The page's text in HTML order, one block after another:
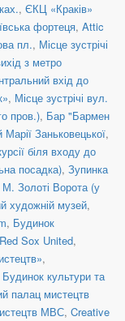
, ЄКЦ «Краків»
фортеця, Attic
пл., Місце зустрічі
з метро
вхід до
, Місце зустрічі вул.
пров.), Бар "Бармен
Заньковецької,
біля входу до
посадка), Зупинка
М. Золоті Ворота (у
художній музей,
, Будинок
Red Sox United,
,
Будинок культури та
палац мистецтв
МВС, Creative